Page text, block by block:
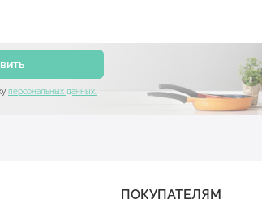
персональных данных.
ПОКУПАТЕЛЯМ